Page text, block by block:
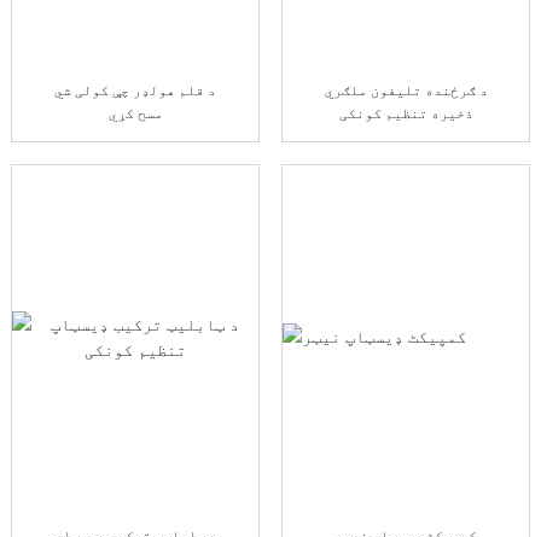
د قلم هولډر چې کولی شي
مسح کړي
د ګرځنده تلیفون ملګري
ذخیره تنظیم کونکی